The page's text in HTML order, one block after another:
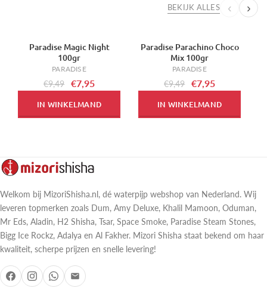
BEKIJK ALLES ‹ ›
-16%Paradise Magic Night
100gr
PARADISE
€9,49 €7,95
IN WINKELMAND
-16%
Paradise Parachino Choco
Mix 100gr
PARADISE
€9,49 €7,95
IN WINKELMAND
Welkom bij MizoriShisha.nl, dé waterpijp webshop van Nederland. Wij
leveren topmerken zoals Dum, Amy Deluxe, Khalil Mamoon, Oduman,
Mr Eds, Aladin, H2 Shisha, Tsar, Space Smoke, Paradise Steam Stones,
Bigg Ice Rockz, Adalya en Al Fakher. Mizori Shisha staat bekend om haar
kwaliteit, scherpe prijzen en snelle levering!